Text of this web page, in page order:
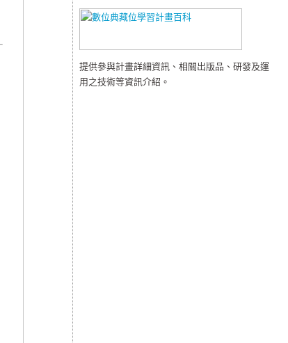
提供參與計畫詳細資訊、相關出版品、研發及運
用之技術等資訊介紹。